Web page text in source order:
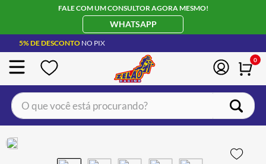
FALE COM UM CONSULTOR AGORA MESMO!
WHATSAPP
5% DE DESCONTO NO PIX
0
O que você está procurando?